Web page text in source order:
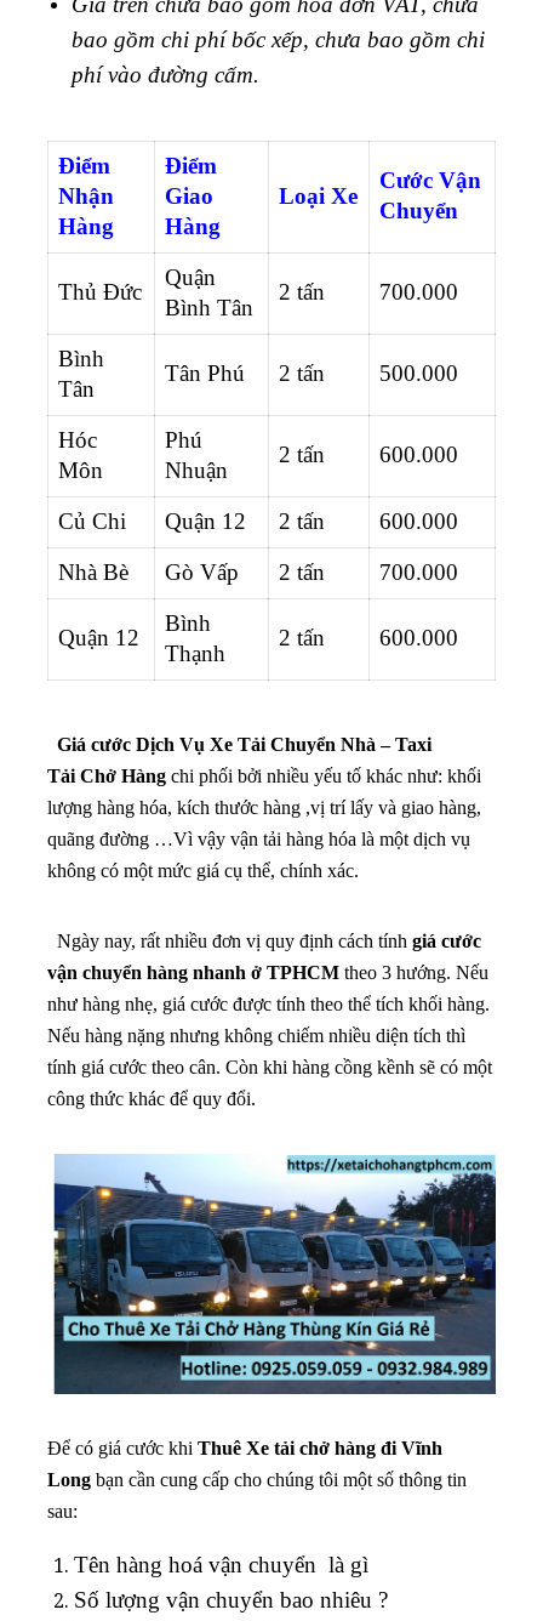
bao gồm chi phí bốc xếp, chưa bao gồm chi
phí vào đường cấm.
Điểm
Nhận
Hàng
Điểm
Giao
Hàng
Loại Xe
Cước Vận
Chuyển
Thủ Đức
Quận
Bình Tân
2 tấn 700.000
Bình
Tân
Tân Phú 2 tấn 500.000
Hóc
Môn
Phú
Nhuận
2 tấn 600.000
Củ Chi Quận 12 2 tấn
600.000
Nhà Bè
Gò Vấp 2 tấn 700.000
Quận 12
Bình
Thạnh
2 tấn 600.000
Giá cước Dịch Vụ Xe Tải Chuyển Nhà – Taxi
Tải Chở Hàng chi phối bởi nhiều yếu tố khác như: khối
lượng hàng hóa, kích thước hàng ,vị trí lấy và giao hàng,
quãng đường …Vì vậy vận tải hàng hóa là một dịch vụ
không có một mức giá cụ thể, chính xác.
Ngày nay, rất nhiều đơn vị quy định cách tính giá cước
vận chuyển hàng nhanh ở TPHCM theo 3 hướng. Nếu
như hàng nhẹ, giá cước được tính theo thể tích khối hàng.
Nếu hàng nặng nhưng không chiếm nhiều diện tích thì
tính giá cước theo cân. Còn khi hàng cồng kềnh sẽ có một
công thức khác để quy đổi.
Để có giá cước khi Thuê Xe tải chở hàng đi Vĩnh
Long bạn cần cung cấp cho chúng tôi một số thông tin
sau:
Tên hàng hoá vận chuyển là gì
Số lượng vận chuyển bao nhiêu ?